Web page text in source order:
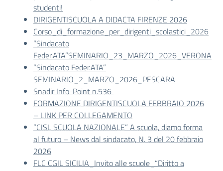
studenti!
DIRIGENTISCUOLA A DIDACTA FIRENZE 2026
Corso_di_formazione_per_dirigenti_scolastici_2026
“Sindacato
Feder.ATA”SEMINARIO_23_MARZO_2026_VERONA
“Sindacato Feder.ATA”
SEMINARIO_2_MARZO_2026_PESCARA
Snadir Info-Point n.536
FORMAZIONE DIRIGENTISCUOLA FEBBRAIO 2026
– LINK PER COLLEGAMENTO
“CISL SCUOLA NAZIONALE” A scuola, diamo forma
al futuro – News dal sindacato, N. 3 del 20 febbraio
2026
FLC CGIL SICILIA_Invito alle scuole_“Diritto a